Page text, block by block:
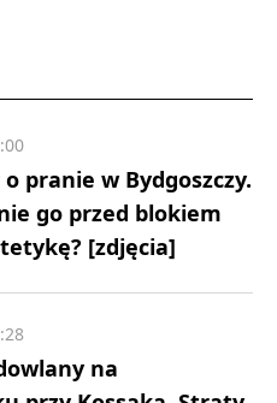
pranie w Bydgoszczy.
go przed blokiem
[zdjęcia]
na